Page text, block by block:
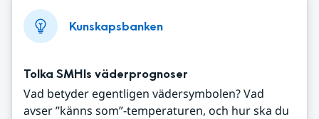
Kunskapsbanken
Tolka SMHIs väderprognoser
Vad betyder egentligen vädersymbolen? Vad
avser ”känns som”-temperaturen, och hur ska du